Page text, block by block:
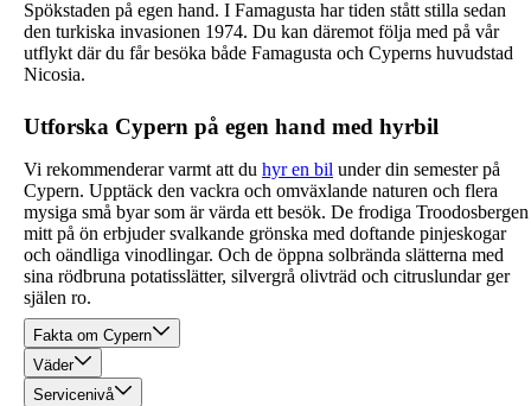
Spökstaden på egen hand. I Famagusta har tiden stått stilla sedan
den turkiska invasionen 1974. Du kan däremot följa med på vår
utflykt där du får besöka både Famagusta och Cyperns huvudstad
Nicosia.
Utforska Cypern på egen hand med hyrbil
Vi rekommenderar varmt att du hyr en bil under din semester på
Cypern. Upptäck den vackra och omväxlande naturen och flera
mysiga små byar som är värda ett besök. De frodiga Troodosbergen
mitt på ön erbjuder svalkande grönska med doftande pinjeskogar
och oändliga vinodlingar. Och de öppna solbrända slätterna med
sina rödbruna potatisslätter, silvergrå olivträd och citruslundar ger
själen ro.
Fakta om Cypern
Väder
Servicenivå